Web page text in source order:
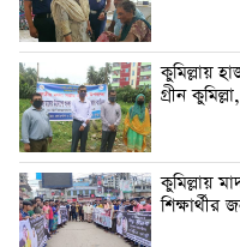
কুমিল্লায়
গ্রীন
কুমিল্লায়
শিক্ষার্থীর